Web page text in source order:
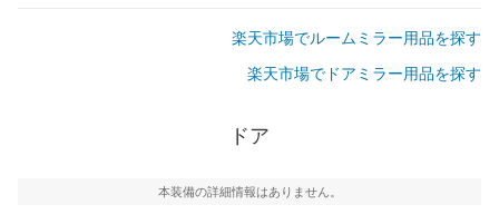
楽天市場でルームミラー用品を探す
楽天市場でドアミラー用品を探す
ドア
本装備の詳細情報はありません。